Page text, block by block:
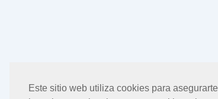
Este sitio web utiliza cookies para asegurarte